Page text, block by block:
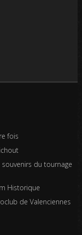
fois
du tournage
Historique
de Valenciennes